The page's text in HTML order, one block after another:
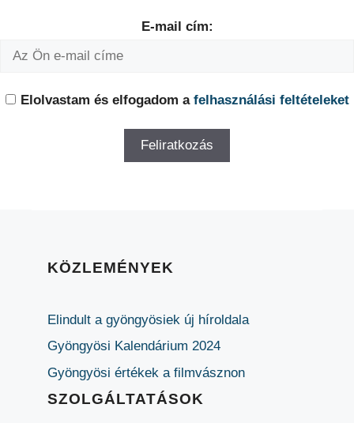
E-mail cím:
Elolvastam és elfogadom a felhasználási feltételeket
KÖZLEMÉNYEK
Elindult a gyöngyösiek új híroldala
Gyöngyösi Kalendárium 2024
Gyöngyösi értékek a filmvásznon
SZOLGÁLTATÁSOK